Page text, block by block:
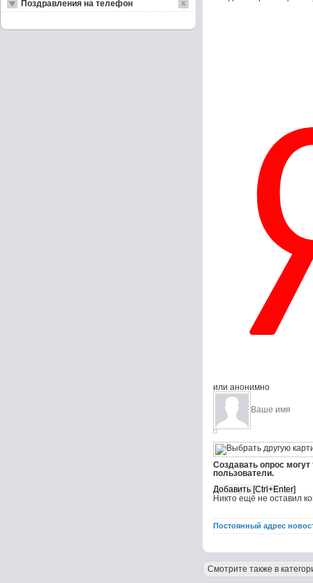
или анонимно
Создавать опрос
пользователи.
Никто ещё не оставил
Постоянный адрес
Смотрите также в
Поздравления на телефон